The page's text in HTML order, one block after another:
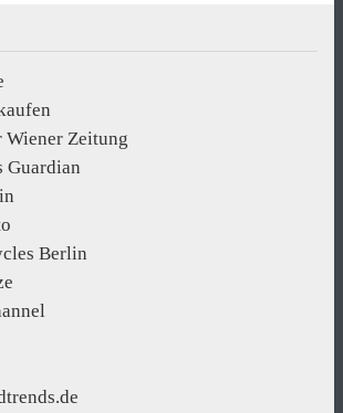
Zeitung
Guardian
Berlin